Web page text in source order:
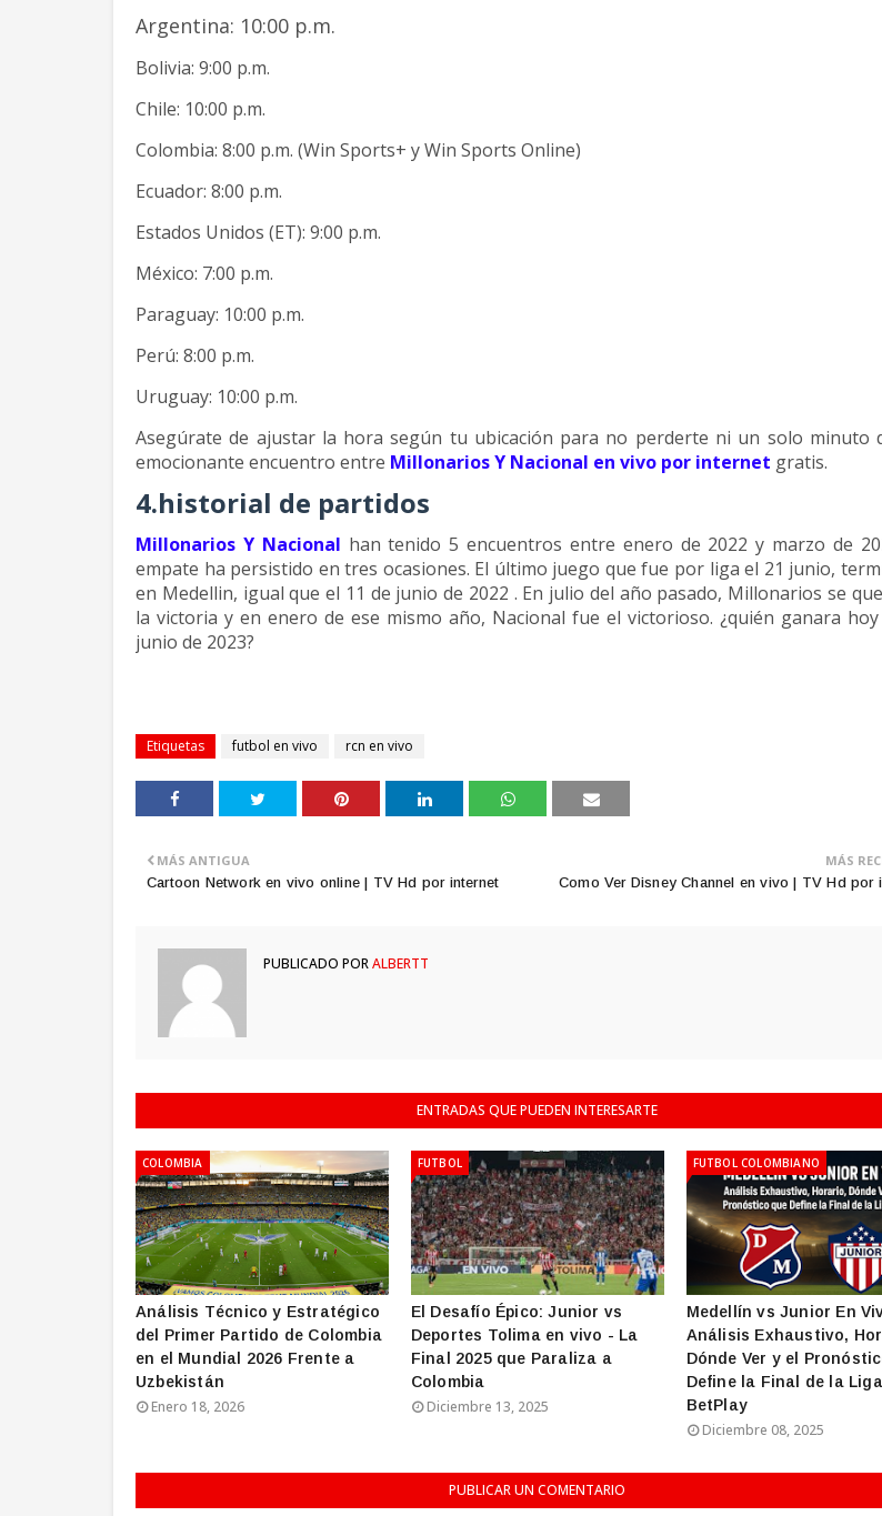
Argentina: 10:00 p.m.
Bolivia: 9:00 p.m.
Chile: 10:00 p.m.
Colombia: 8:00 p.m. (Win Sports+ y Win Sports Online)
Ecuador: 8:00 p.m.
Estados Unidos (ET): 9:00 p.m.
México: 7:00 p.m.
Paraguay: 10:00 p.m.
Perú: 8:00 p.m.
Uruguay: 10:00 p.m.
Asegúrate de ajustar la hora según tu ubicación para no perderte ni un solo minuto
emocionante encuentro entre Millonarios Y Nacional en vivo por internet gratis.
4.historial de partidos
Millonarios Y Nacional han tenido 5 encuentros entre enero de 2022 y marzo de
empate ha persistido en tres ocasiones. El último juego que fue por liga el 21 junio,
en Medellin, igual que el 11 de junio de 2022 . En julio del año pasado, Millonarios se
la victoria y en enero de ese mismo año, Nacional fue el victorioso. ¿quién ganara
junio de 2023?
Etiquetas futbol en vivo rcn en vivo
MÁS
Como Ver Disney Channel en vivo | TV Hd por
MÁS ANTIGUA
Cartoon Network en vivo online | TV Hd por internet
PUBLICADO PORALBERTT
ENTRADAS QUE PUEDEN INTERESARTE
COLOMBIA
Análisis Técnico y Estratégico
del Primer Partido de Colombia
en el Mundial 2026 Frente a
Uzbekistán
Enero 18, 2026
FUTBOL
El Desafío Épico: Junior vs
Deportes Tolima en vivo - La
Final 2025 que Paraliza a
Colombia
Diciembre 13, 2025
FUTBOL COLOMBIANO
Medellín vs Junior En
Análisis Exhaustivo,
Dónde Ver y el
Define la Final de la Liga
BetPlay
Diciembre 08, 2025
PUBLICAR UN COMENTARIO